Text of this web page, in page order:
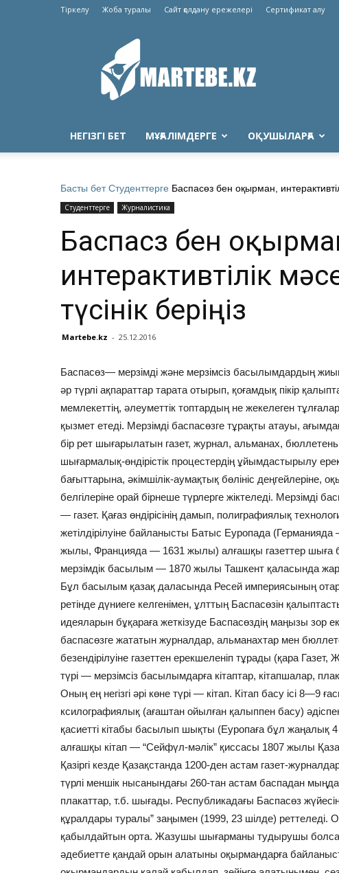
Тіркелу Жоба туралы Сайт қолдану ережелері Сертификат алу
Martebe.kz
білім
сайты
НЕГІЗГІ БЕТ МҰҒАЛІМДЕРГЕ ОҚУШЫЛАРҒА
Басты бет Студенттерге Баспасөз бен оқырман,
Студенттерге Журналистика
Баспасөз бен
интерактивтілік
түсінік беріңіз
Martebe.kz - 25.12.2016
Баспасөз— мерзімді және мерзімсіз басылымдардың
әр түрлі ақпараттар тарата отырып, қоғамдық пікір
мемлекеттің, әлеуметтік топтардың не жекелеген
қызмет етеді. Мерзімді баспасөзге тұрақты атауы,
бір рет шығарылатын газет, журнал, альманах,
шығармалық-өндірістік процестердің ұйымдастырылу
бағыттарына, әкімшілік-аумақтық бөлініс деңгейлеріне,
белгілеріне орай бірнеше түрлерге жіктеледі. Мерзімді
— газет. Қағаз өндірісінің дамып, полиграфиялық
жетілдірілуіне байланысты Батыс Еуропада
жылы, Францияда — 1631 жылы) алғашқы газеттер шыға
мерзімдік басылым — 1870 жылы Ташкент қаласында
Бұл басылым қазақ даласында Ресей империясының
ретінде дүниеге келгенімен, ұлттың Баспасөзін
идеяларын бұқараға жеткізуде Баспасөздің маңызы зор
баспасөзге жататын журналдар, альманахтар мен
безендірілуіне газеттен ерекшеленіп тұрады (қара
түрі — мерзімсіз басылымдарға кітаптар, кітапшалар,
Оның ең негізгі әрі көне түрі — кітап. Кітап басу ісі
ксилографиялық (ағаштан ойылған қалыппен басу)
қасиетті кітабы басылып шықты (Еуропаға бұл жаңалық 4
алғашқы кітап — “Сейфүл-мәлік” қиссасы 1807 жылы
Қазіргі кезде Қазақстанда 1200-ден астам газет-
түрлі меншік нысанындағы 260-тан астам баспадан
плакаттар, т.б. шығады. Республикадағы Баспасөз
құралдары туралы” заңымен (1999, 23 шілде)
қабылдайтын орта. Жазушы шығарманы тудырушы болса,
әдебиетте қандай орын алатыны оқырмандарға